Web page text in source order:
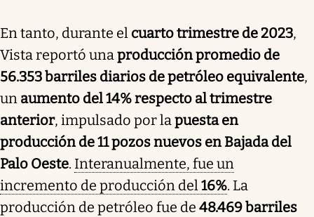
En tanto, durante el cuarto trimestre de 2023,
Vista reportó unaproducción promedio de
56.353 barriles diarios de petróleo equivalente,
un aumento del 14% respecto al trimestre
anterior, impulsado por lapuesta en
producción de 11 pozos nuevos en Bajada del
Palo Oeste. Interanualmente, fue un
incremento de producción del16%. La
producción de petróleo fue de 48.469 barriles